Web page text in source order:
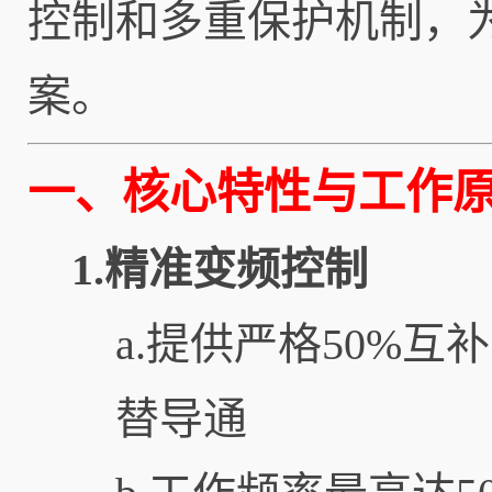
控制和多重保护机制，
案。
一、核心特性与工作
1.精准变频控制
a.提供严格50%互
替导通